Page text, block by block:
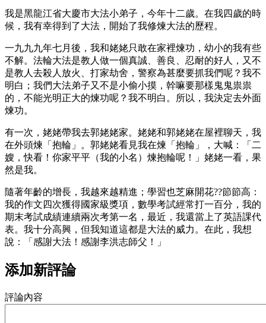
我是黑龍江省大慶市大法小弟子，今年十二歲。在我四歲的時
候，我有幸得到了大法，開始了我修煉大法的歷程。
一九九九年七月後，我和姥姥只敢在家裡煉功，幼小的我有些
不解。法輪大法是教人做一個真誠、善良、忍耐的好人，又不
是教人去殺人放火、打家劫舍，警察為甚麼要抓我們呢？我不
明白；我們大法弟子又不是小偷小摸，幹嘛要那樣鬼鬼祟祟
的，不能光明正大的煉功呢？我不明白。所以，我決定去外面
煉功。
有一次，姥姥帶我去郭姥姥家。姥姥和郭姥姥在屋裡聊天，我
在外頭煉「抱輪」。郭姥姥看見我在煉「抱輪」，大喊：「二
嫂，快看！你家平平（我的小名）煉抱輪呢！」姥姥一看，果
然是我。
隨著年齡的增長，我越來越精進；學習也芝麻開花??節節高：
我的作文四次獲得國家級獎項，數學考試經常打一百分，我的
期末考試成績連續兩次考第一名，最近，我還當上了英語課代
表。我十分高興，但我知道這都是大法的威力。在此，我想
說：「感謝大法！感謝李洪志師父！」
添加新評論
評論內容